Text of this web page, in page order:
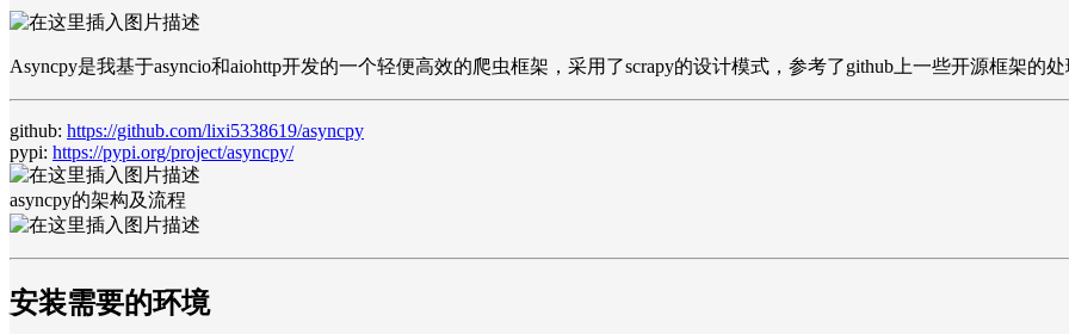
Asyncpy是我基于asyncio和aiohttp开发的一个轻便高效的爬虫框架，采用了scrapy的设计模式，参考了github上一些开源框架的处
github: https://github.com/lixi5338619/asyncpy
pypi: https://pypi.org/project/asyncpy/
asyncpy的架构及流程
安装需要的环境